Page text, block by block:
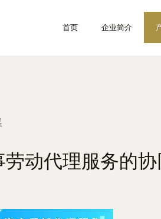
首页 企业简介
动代理服务的协